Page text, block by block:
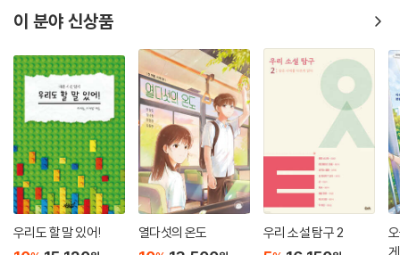
이 분야 신상품
우리도 할 말 있어! 열다섯의 온도 우리 소설 탐구 2